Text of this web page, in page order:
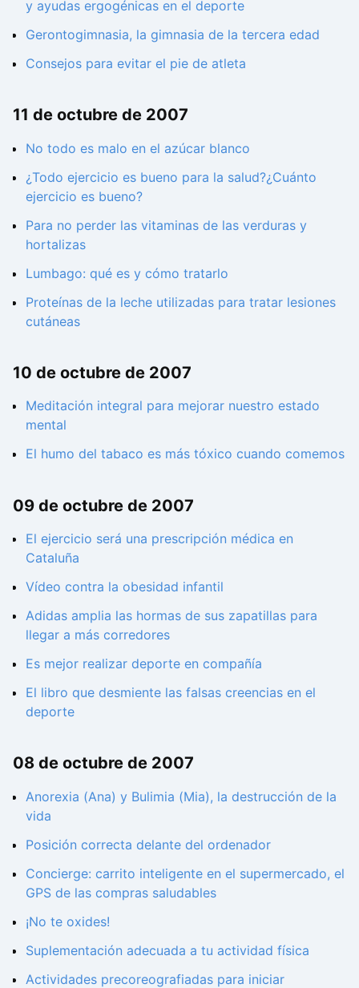
y ayudas ergogénicas en el deporte
Gerontogimnasia, la gimnasia de la tercera edad
Consejos para evitar el pie de atleta
11 de octubre de 2007
No todo es malo en el azúcar blanco
¿Todo ejercicio es bueno para la salud?¿Cuánto
ejercicio es bueno?
Para no perder las vitaminas de las verduras y
hortalizas
Lumbago: qué es y cómo tratarlo
Proteínas de la leche utilizadas para tratar lesiones
cutáneas
10 de octubre de 2007
Meditación integral para mejorar nuestro estado
mental
El humo del tabaco es más tóxico cuando comemos
09 de octubre de 2007
El ejercicio será una prescripción médica en
Cataluña
Vídeo contra la obesidad infantil
Adidas amplia las hormas de sus zapatillas para
llegar a más corredores
Es mejor realizar deporte en compañía
El libro que desmiente las falsas creencias en el
deporte
08 de octubre de 2007
Anorexia (Ana) y Bulimia (Mia), la destrucción de la
vida
Posición correcta delante del ordenador
Concierge: carrito inteligente en el supermercado, el
GPS de las compras saludables
¡No te oxides!
Suplementación adecuada a tu actividad física
Actividades precoreografiadas para iniciar